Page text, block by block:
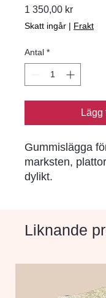
1 350,00 krPris
Skatt ingår | Frakt
Antal *
Lägg
Gummislägga
marksten,
dylikt.
Liknande